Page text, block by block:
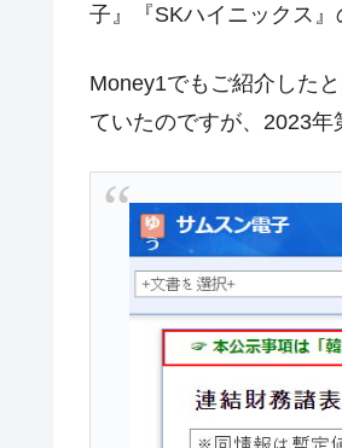
1.9倍！
ドを掲げる「在韓反米勢力」
『Money1』 韓国政府「
『Money1』 JPモルガン「
『Money1』 韓国『国民年
『Money1』 韓国政府「ニ
『Money1』 韓国鉄鋼最大
『Money1』
米国下院「韓
する差別。許してはおかぬ
子』『SKハイニックス』
Money1でもご紹介した
ていたのですが、2023年